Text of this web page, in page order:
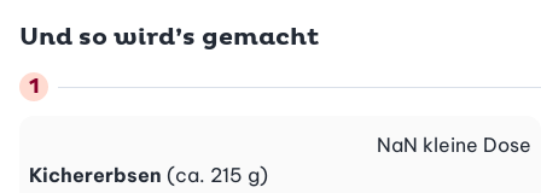
Und so wird’s gemacht
Kichererbsen (ca. 215 g)
NaN kleine Dose